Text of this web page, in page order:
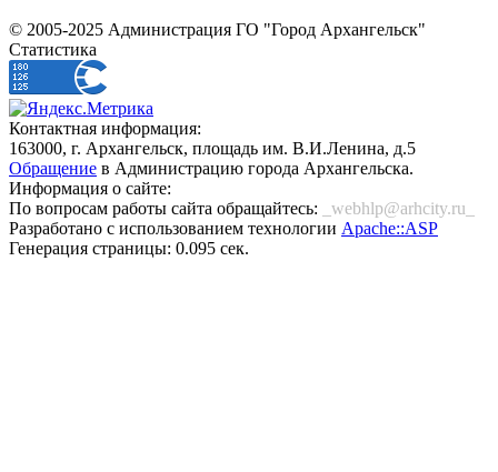
© 2005-2025 Администрация ГО "Город Архангельск"
Статистика
Контактная информация:
163000, г. Архангельск, площадь им. В.И.Ленина, д.5
Обращение в Администрацию города Архангельска.
Информация о сайте:
По вопросам работы сайта обращайтесь:
_webhlp@arhcity.ru_
Разработано с использованием технологии Apache::ASP
Генерация страницы: 0.095 сек.